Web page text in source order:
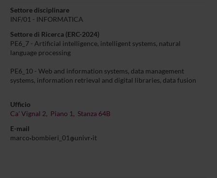
Settore disciplinare
INF/01 - INFORMATICA
Settore di Ricerca (ERC-2024)
PE6_7 - Artificial intelligence, intelligent systems, natural
language processing
PE6_10 - Web and information systems, data management
systems, information retrieval and digital libraries, data fusion
Ufficio
Ca' Vignal 2, Piano 1, Stanza 64B
E-mail
marco bombieri_01 univr it